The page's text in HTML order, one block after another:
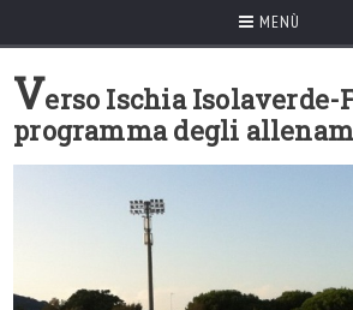
MENÙ
Verso Ischia Isolaverde-
programma degli